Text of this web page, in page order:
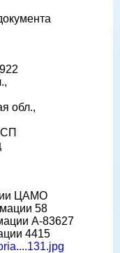
обл.,
ЦАМО
58
А-83627
4415